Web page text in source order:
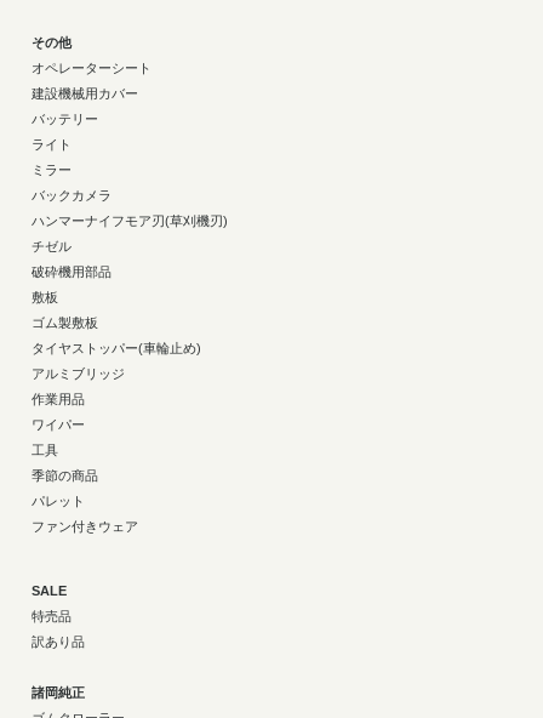
その他
オペレーターシート
建設機械用カバー
バッテリー
ライト
ミラー
バックカメラ
ハンマーナイフモア刃(草刈機刃)
チゼル
破砕機用部品
敷板
ゴム製敷板
タイヤストッパー(車輪止め)
アルミブリッジ
作業用品
ワイパー
工具
季節の商品
パレット
ファン付きウェア
SALE
特売品
訳あり品
諸岡純正